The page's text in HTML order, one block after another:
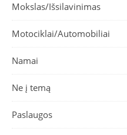
Mokslas/Išsilavinimas
Motociklai/Automobiliai
Namai
Ne į temą
Paslaugos